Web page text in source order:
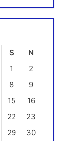
S
N
1
2
8
9
15
16
22
23
29
30